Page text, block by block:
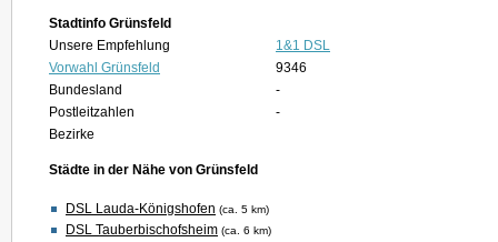
Stadtinfo Grünsfeld
Unsere Empfehlung
1&1 DSL
Vorwahl Grünsfeld
9346
Bundesland
-
Postleitzahlen
-
Bezirke
Städte in der Nähe von Grünsfeld
DSL Lauda-Königshofen (ca. 5 km)
DSL Tauberbischofsheim (ca. 6 km)